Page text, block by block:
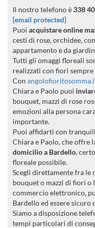
Il nostro telefono è338
[email protected]
Puoi acquistare online
cesti di rose, orchidee,
appartamento e da
Tutti gli omaggi floreali
realizzati con fiori
Con
Chiara e Paolo puoi
bouquet, mazzi di rose
emozioni alla persona
importante.
Puoi affidarti con
Chiara e Paolo, che offre
domicilio a Bardello,
floreale possibile.
Scegli direttamente fra le
bouquet o mazzi di fiori
commercio elettronico,
Bardello ed essere sicuro
Siamo a disposizione
tempi particolari di